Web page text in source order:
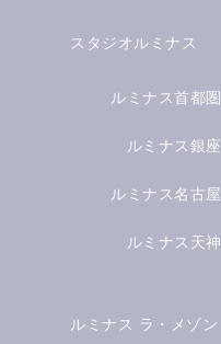
スタジオルミナス
ルミナス首都圏
ルミナス銀座
ルミナス名古屋
ルミナス天神
ルミナス ラ・メゾン